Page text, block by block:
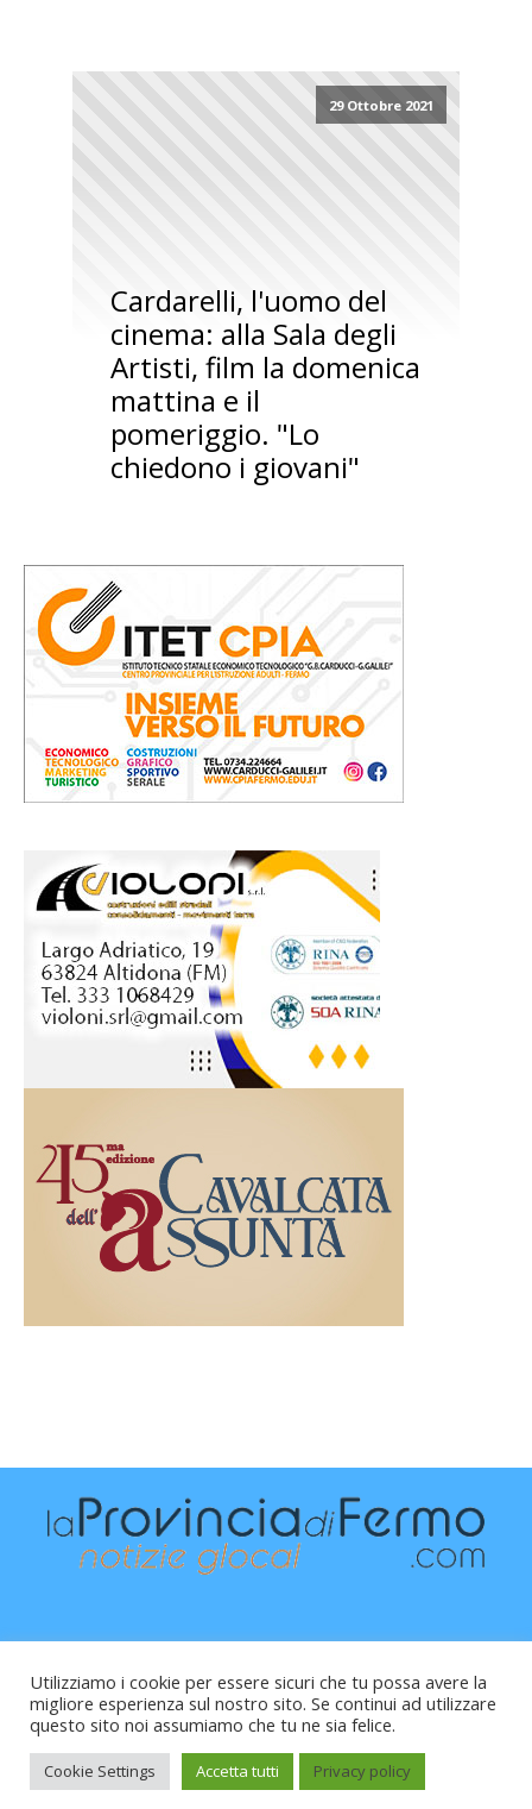
29 Ottobre 2021
Cardarelli, l'uomo del
cinema: alla Sala degli
Artisti, film la domenica
mattina e il
pomeriggio. "Lo
chiedono i giovani"
Raffaele Vitali - via Leopardi 10 - 61121 Pesaro (PU) -
Cod.Fisc VTLRFL77B02L500Y - Testata giornalistica, aut.
Trib.Fermo n.04/2010 del 05/08/2010
Utilizziamo i cookie per essere sicuri che tu possa avere la
migliore esperienza sul nostro sito. Se continui ad utilizzare
questo sito noi assumiamo che tu ne sia felice.
Cookie Settings Accetta tutti Privacy policy